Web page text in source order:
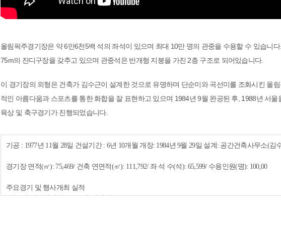
올림픽주경기장은 약 6만6천5백 석의 좌석이 있으며 최대 10만 명의 관중을 수용할 수 있습니
75m의 잔디구장을 갖추고 있으며 관중석은 반개형 지붕을 가진 2층 구조로 되어있습니다.
이 경기장의 외형은 건축가 김수근이 설계한 것으로 유명하며 단순미와 곡선미를 조화시킨 올
적인 아름다움과 스포츠를 통한 화합을 잘 표현하고 있으며 1984년 9월 완공된 후, 1988년 서
육상 및 축구경기가 진행되었습니다.
기공 : 1977년 11월 28일 건설기간 : 6년 10개월 개장: 1984년 9월 29일 설계: 공간건축사무소(김
경기장 면적(㎡): 75,469/ 건축 연면적(㎡): 111,792/ 좌 석 수(석): 65,599/ 수용인원(명): 100,00
주요경기 및 행사개최 실적
-제10회 아시안게임(1986) 개·폐회식